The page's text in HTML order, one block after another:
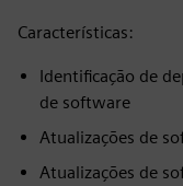
Características:
Identificação de
de software
Atualizações de
Atualizações de